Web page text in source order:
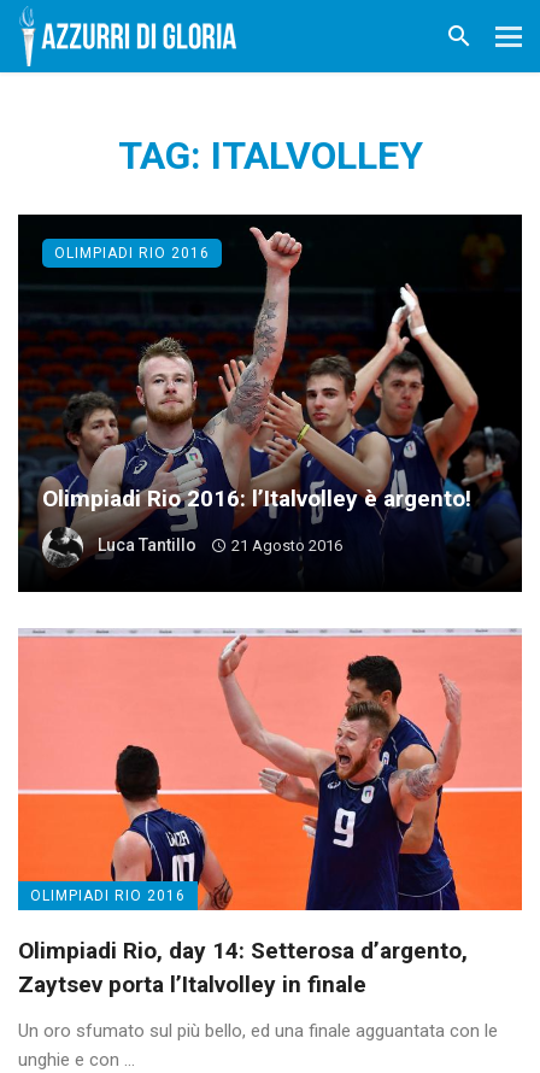
TAG: ITALVOLLEY
Olimpiadi Rio 2016: l’Italvolley è argento!
Luca Tantillo 21 Agosto 2016
OLIMPIADI RIO 2016
OLIMPIADI RIO 2016
Olimpiadi Rio, day 14: Setterosa d’argento,
Zaytsev porta l’Italvolley in finale
Un oro sfumato sul più bello, ed una finale agguantata con le
unghie e con ...